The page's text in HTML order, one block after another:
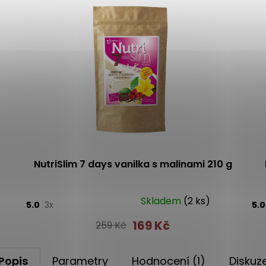
NutriSlim 7 days vanilka s malinami 210 g
5.0 3x Skladem (2 ks)
259 Kč 169 Kč
5.0
Parametry Hodnocení (1)